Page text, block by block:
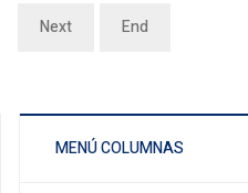
Next End
MENÚ COLUMNAS